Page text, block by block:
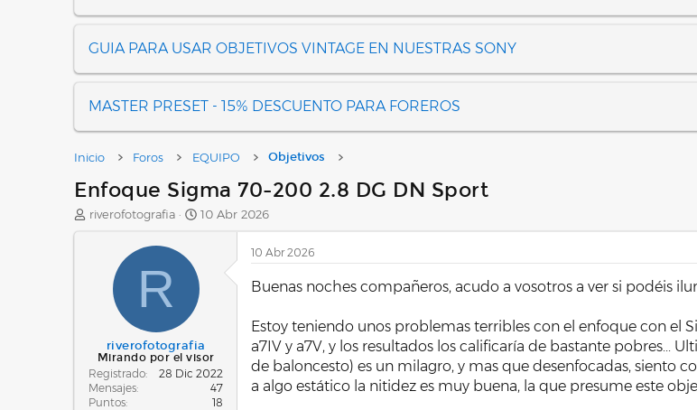
GUIA PARA USAR OBJETIVOS VINTAGE EN NUESTRAS SONY
MASTER PRESET - 15% DESCUENTO PARA FOREROS
Inicio Foros EQUIPO Objetivos
Enfoque Sigma 70-200 2.8 DG DN Sport
A
riverofotografia
F
n
i
c
10 Abr 2026
R
riverofotografia
Mirando por el visor
Registrado
28 Dic 2022
Mensajes
47
Puntos
18
10 Abr 2026
Buenas noches compañeros, acudo a vosotros a ver si podéis
Estoy teniendo unos problemas terribles con el enfoque con el
a7IV y a7V, y los resultados los calificaría de bastante pobres...
de baloncesto) es un milagro, y mas que desenfocadas, siento
a algo estático la nitidez es muy buena, la que presume este